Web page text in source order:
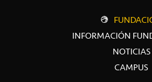
INFORMACIÓN
NOTICIAS
CAMPUS